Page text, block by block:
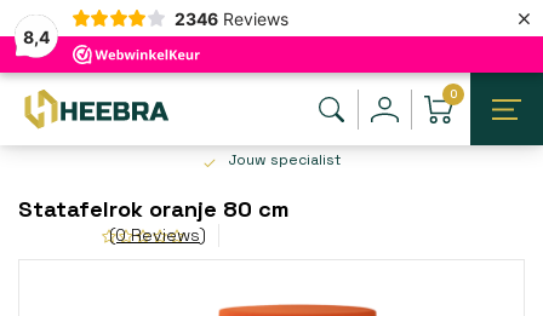
8,4
2346 Reviews ×
0
Jouw specialist
Statafelrok oranje 80 cm
(0 Reviews)